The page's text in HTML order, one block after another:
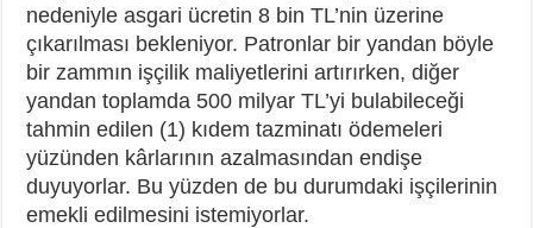
nedeniyle asgari ücretin 8 bin TL’nin üzerine
çıkarılması bekleniyor. Patronlar bir yandan böyle
bir zammın işçilik maliyetlerini artırırken, diğer
yandan toplamda 500 milyar TL’yi bulabileceği
tahmin edilen (1) kıdem tazminatı ödemeleri
yüzünden kârlarının azalmasından endişe
duyuyorlar. Bu yüzden de bu durumdaki işçilerinin
emekli edilmesini istemiyorlar.